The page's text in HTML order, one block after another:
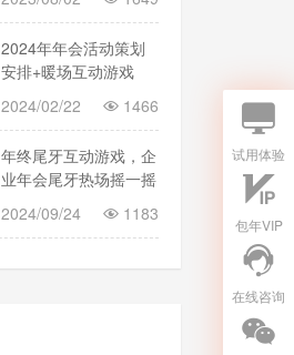
程
2024年年会活动策划
安排+暖场互动游戏
2024/02/22
1466
年终尾牙互动游戏，企
业年会尾牙热场摇一摇
互动游戏
2024/09/24 1183
试用体验
包年VIP
在线咨询